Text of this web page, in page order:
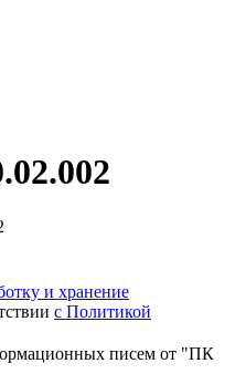
и хранение
с Политикой
писем от "ПК